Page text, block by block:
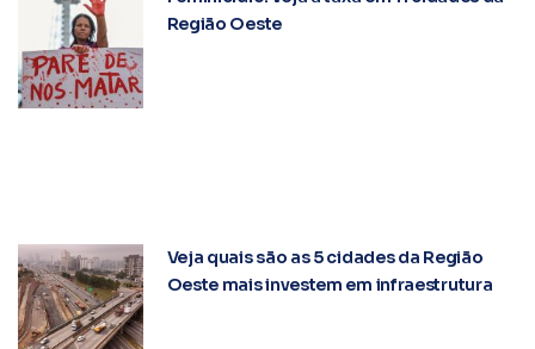
Região Oeste
Veja quais são as 5 cidades da Região
Oeste mais investem em infraestrutura